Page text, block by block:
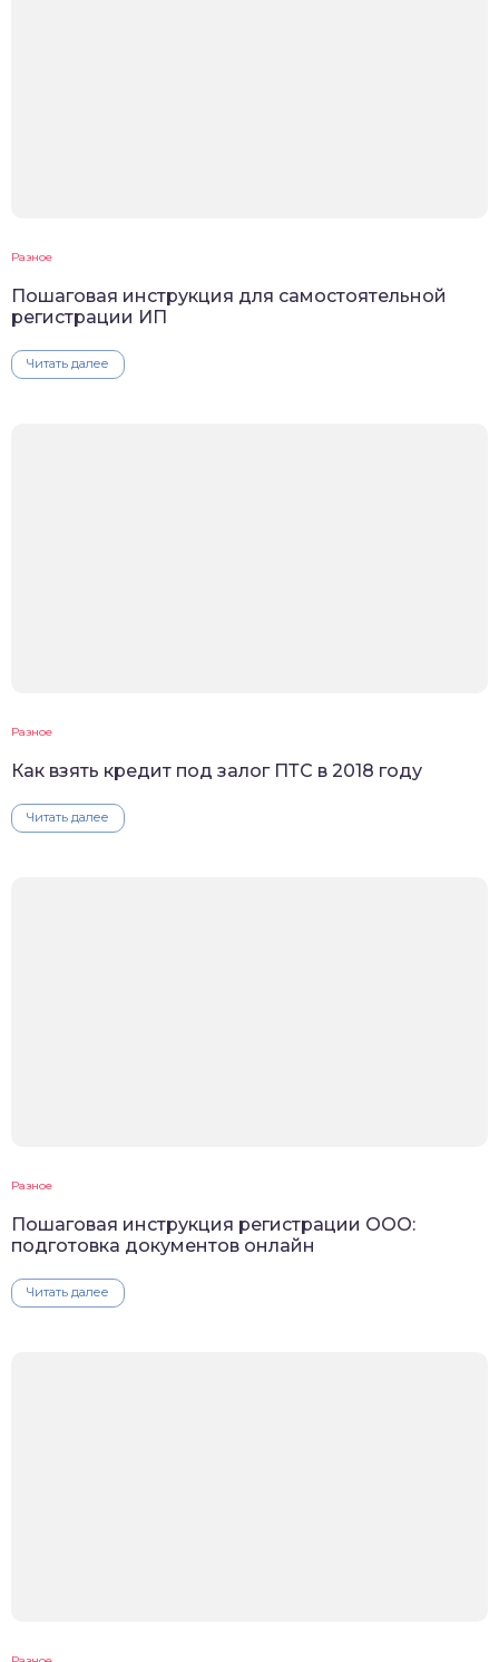
Разное
Пошаговая инструкция для самостоятельной
регистрации ИП
Читать далее
Разное
Как взять кредит под залог ПТС в 2018 году
Читать далее
Разное
Пошаговая инструкция регистрации ООО:
подготовка документов онлайн
Читать далее